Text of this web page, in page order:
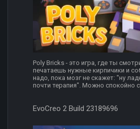
Poly Bricks - это игра, где ты
печатаешь нужные кирпичики и
надо, пока мозг не скажет: "ну
почти терапия". Можно спокойно
EvoCreo 2 Build 23189696